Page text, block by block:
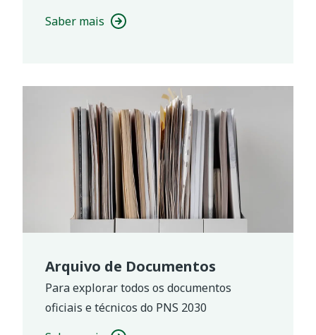
Saber mais
Arquivo de Documentos
Para explorar todos os documentos
oficiais e técnicos do PNS 2030